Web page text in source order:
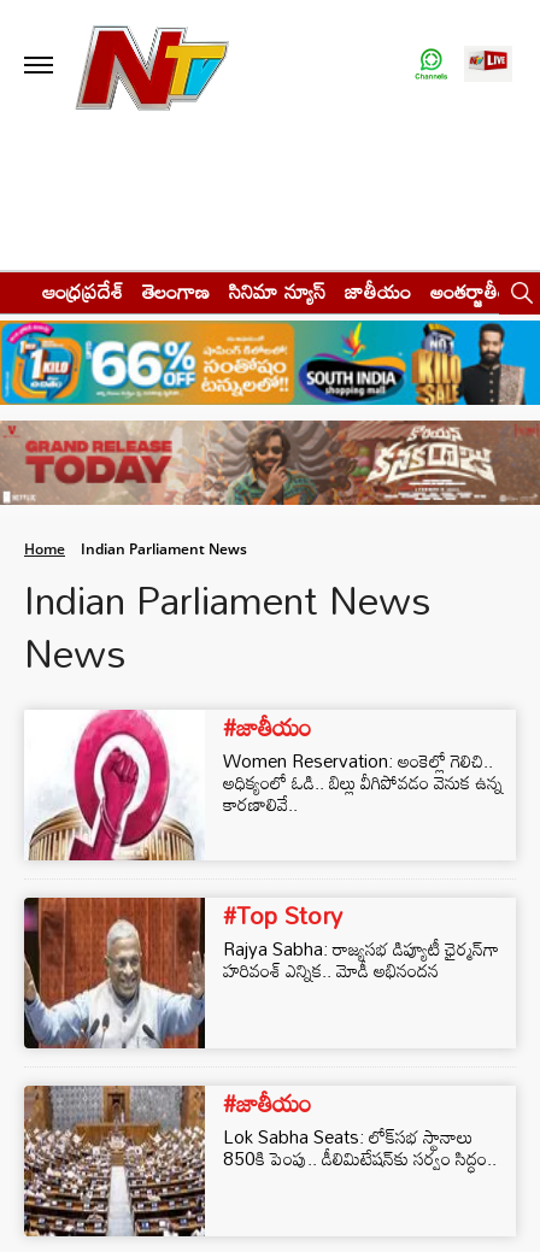
ఆంధ్రప్రదేశ్ తెలంగాణ సినిమా న్యూస్ జాతీయం అంతర్జాతీయం
Home Indian Parliament News
Indian Parliament News
News
#జాతీయం
Women Reservation: అంకెల్లో గెలిచి..
అధిక్యంలో ఓడి.. బిల్లు వీగిపోవడం వెనుక ఉన్న
కారణాలివే..
#Top Story
Rajya Sabha: రాజ్యసభ డిప్యూటీ ఛైర్మన్‌గా
హరివంశ్ ఎన్నిక.. మోడీ అభినందన
#జాతీయం
Lok Sabha Seats: లోక్‌సభ స్థానాలు
850కి పెంపు.. డీలిమిటేషన్‌కు సర్వం సిద్ధం..